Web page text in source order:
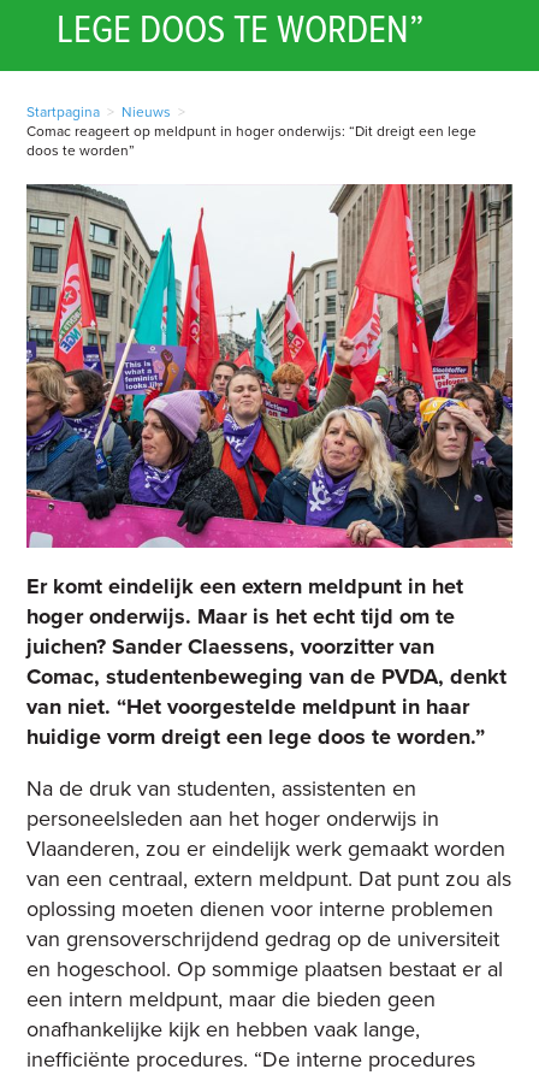
LEGE DOOS TE WORDEN”
Startpagina > Nieuws >
Comac reageert op meldpunt in hoger onderwijs: “Dit dreigt een lege
doos te worden”
Er komt eindelijk een extern meldpunt in het
hoger onderwijs. Maar is het echt tijd om te
juichen? Sander Claessens, voorzitter van
Comac, studentenbeweging van de PVDA, denkt
van niet. “Het voorgestelde meldpunt in haar
huidige vorm dreigt een lege doos te worden.”
Na de druk van studenten, assistenten en
personeelsleden aan het hoger onderwijs in
Vlaanderen, zou er eindelijk werk gemaakt worden
van een centraal, extern meldpunt. Dat punt zou als
oplossing moeten dienen voor interne problemen
van grensoverschrijdend gedrag op de universiteit
en hogeschool. Op sommige plaatsen bestaat er al
een intern meldpunt, maar die bieden geen
onafhankelijke kijk en hebben vaak lange,
inefficiënte procedures. “De interne procedures